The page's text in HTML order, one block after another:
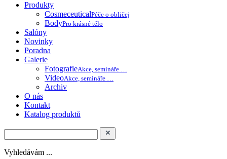
Produkty
CosmeceuticalPéče o obličej
BodyPro krásné tělo
Salóny
Novinky
Poradna
Galerie
FotografieAkce, semináře …
VideoAkce, semináře …
Archiv
O nás
Kontakt
Katalog produktů
Vyhledávám ...